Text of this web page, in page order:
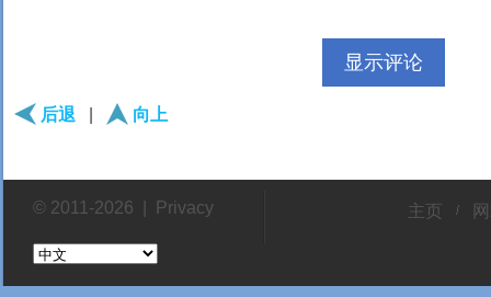
显示评论
后退 向上
© 2011-2026 | Privacy 主页